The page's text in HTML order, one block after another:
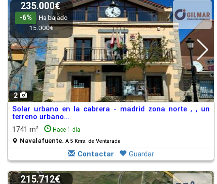
2
235.000€
-6%
Ha bajado
15.000€
Solar urbano en la cabrera - madrid zona norte , , un
terreno urbano...
1741 m²
Hace 1 día
Navalafuente. A 5 Kms. de Venturada
Contactar Guardar
215.712€